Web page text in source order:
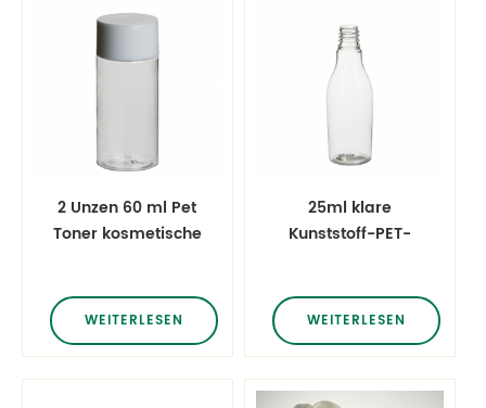
2 Unzen 60 ml Pet
Toner kosmetische
WEITERLESEN
25ml klare
Kunststoff-PET-
WEITERLESEN